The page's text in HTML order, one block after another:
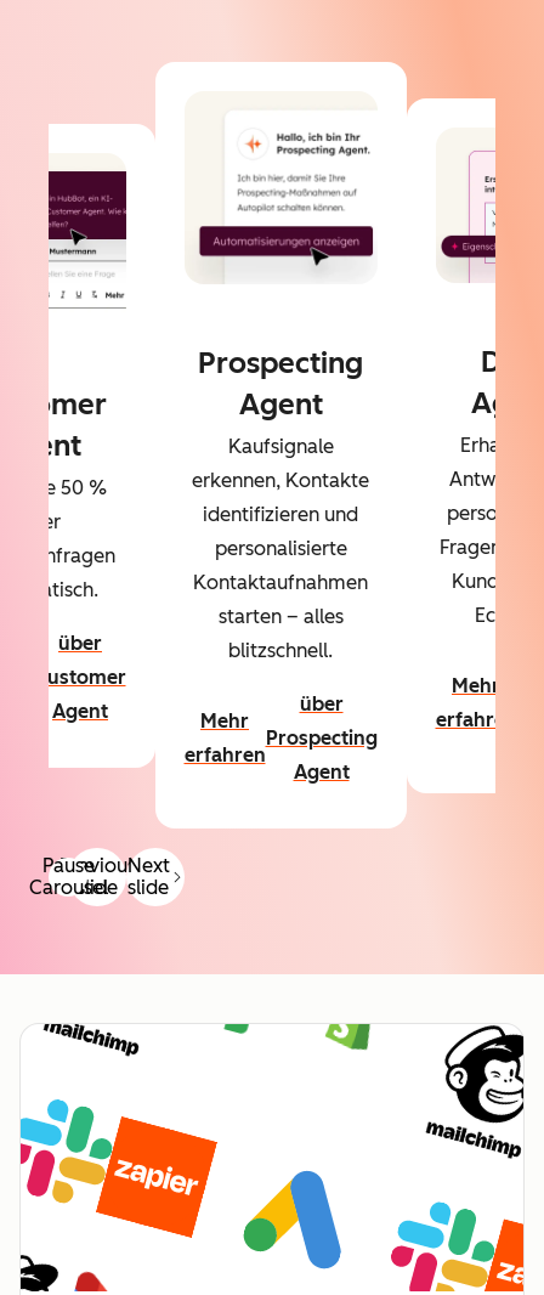
Previous
slide
Next
slide
Sie 50 %
Ihrer
über
Customer
Agent
Prospecting
Agent
Kaufsignale
erkennen, Kontakte
identifizieren und
personalisierte
Kontaktaufnahmen
starten – alles
blitzschnell.
Mehr
erfahren
über
Prospecting
Agent
Erhalten
Fragen
Mehr
erfahren
Pause
Carousel